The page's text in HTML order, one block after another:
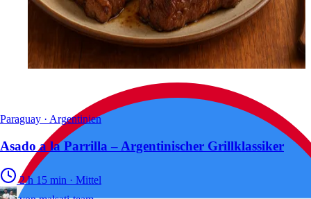
Paraguay · Argentinien
Asado a la Parrilla – Argentinischer Grillklassiker
2 h 15 min · Mittel